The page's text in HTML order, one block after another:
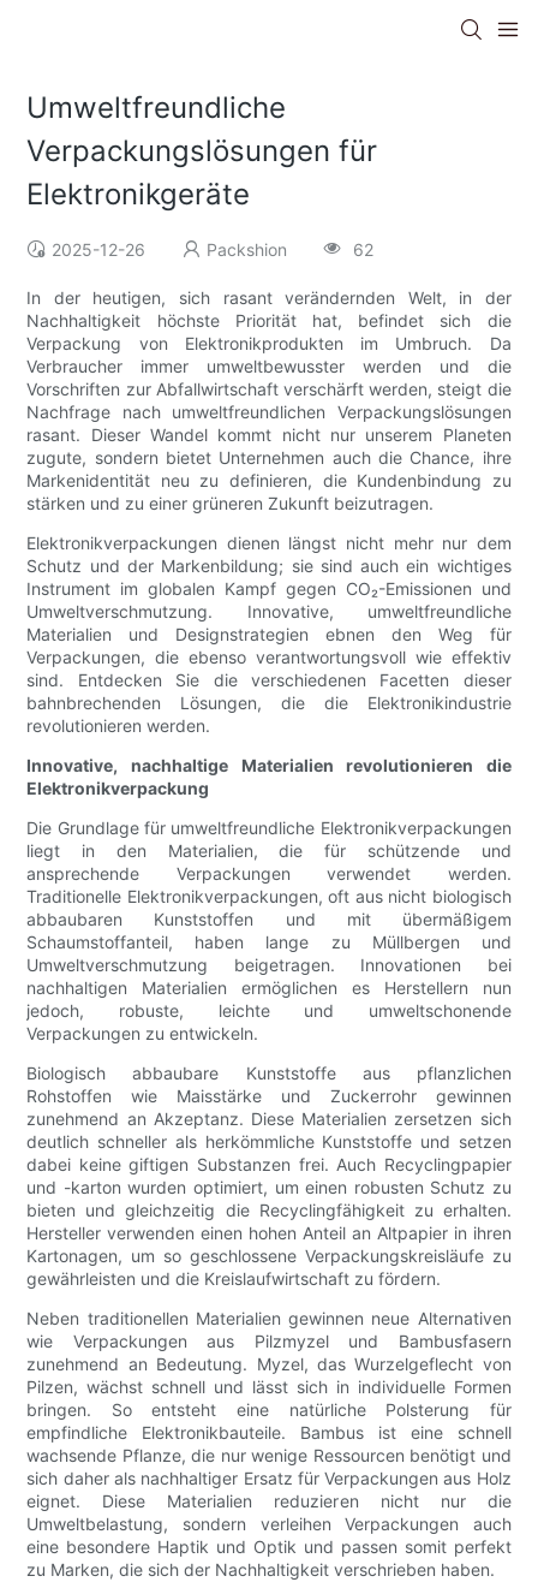
Umweltfreundliche
Verpackungslösungen für
Elektronikgeräte
2025-12-26 Packshion 62
In der heutigen, sich rasant verändernden Welt, in der
Nachhaltigkeit höchste Priorität hat, befindet sich die
Verpackung von Elektronikprodukten im Umbruch. Da
Verbraucher immer umweltbewusster werden und die
Vorschriften zur Abfallwirtschaft verschärft werden, steigt die
Nachfrage nach umweltfreundlichen Verpackungslösungen
rasant. Dieser Wandel kommt nicht nur unserem Planeten
zugute, sondern bietet Unternehmen auch die Chance, ihre
Markenidentität neu zu definieren, die Kundenbindung zu
stärken und zu einer grüneren Zukunft beizutragen.
Elektronikverpackungen dienen längst nicht mehr nur dem
Schutz und der Markenbildung; sie sind auch ein wichtiges
Instrument im globalen Kampf gegen CO₂-Emissionen und
Umweltverschmutzung. Innovative, umweltfreundliche
Materialien und Designstrategien ebnen den Weg für
Verpackungen, die ebenso verantwortungsvoll wie effektiv
sind. Entdecken Sie die verschiedenen Facetten dieser
bahnbrechenden Lösungen, die die Elektronikindustrie
revolutionieren werden.
Innovative, nachhaltige Materialien revolutionieren die
Elektronikverpackung
Die Grundlage für umweltfreundliche Elektronikverpackungen
liegt in den Materialien, die für schützende und
ansprechende Verpackungen verwendet werden.
Traditionelle Elektronikverpackungen, oft aus nicht biologisch
abbaubaren Kunststoffen und mit übermäßigem
Schaumstoffanteil, haben lange zu Müllbergen und
Umweltverschmutzung beigetragen. Innovationen bei
nachhaltigen Materialien ermöglichen es Herstellern nun
jedoch, robuste, leichte und umweltschonende
Verpackungen zu entwickeln.
Biologisch abbaubare Kunststoffe aus pflanzlichen
Rohstoffen wie Maisstärke und Zuckerrohr gewinnen
zunehmend an Akzeptanz. Diese Materialien zersetzen sich
deutlich schneller als herkömmliche Kunststoffe und setzen
dabei keine giftigen Substanzen frei. Auch Recyclingpapier
und -karton wurden optimiert, um einen robusten Schutz zu
bieten und gleichzeitig die Recyclingfähigkeit zu erhalten.
Hersteller verwenden einen hohen Anteil an Altpapier in ihren
Kartonagen, um so geschlossene Verpackungskreisläufe zu
gewährleisten und die Kreislaufwirtschaft zu fördern.
Neben traditionellen Materialien gewinnen neue Alternativen
wie Verpackungen aus Pilzmyzel und Bambusfasern
zunehmend an Bedeutung. Myzel, das Wurzelgeflecht von
Pilzen, wächst schnell und lässt sich in individuelle Formen
bringen. So entsteht eine natürliche Polsterung für
empfindliche Elektronikbauteile. Bambus ist eine schnell
wachsende Pflanze, die nur wenige Ressourcen benötigt und
sich daher als nachhaltiger Ersatz für Verpackungen aus Holz
eignet. Diese Materialien reduzieren nicht nur die
Umweltbelastung, sondern verleihen Verpackungen auch
eine besondere Haptik und Optik und passen somit perfekt
zu Marken, die sich der Nachhaltigkeit verschrieben haben.